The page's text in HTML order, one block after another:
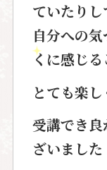
ていたり
自分への
くに感じる
とても楽し
受講でき
ざいました